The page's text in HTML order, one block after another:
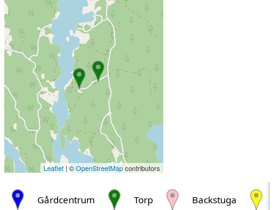
Leaflet | ©OpenStreetMapcontributors
Gårdcentrum Torp Backstuga